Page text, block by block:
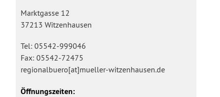
Marktgasse 12
37213 Witzenhausen
Tel: 05542-999046
Fax: 05542-72475
regionalbuero[at]mueller-witzenhausen.de
Öffnungszeiten: